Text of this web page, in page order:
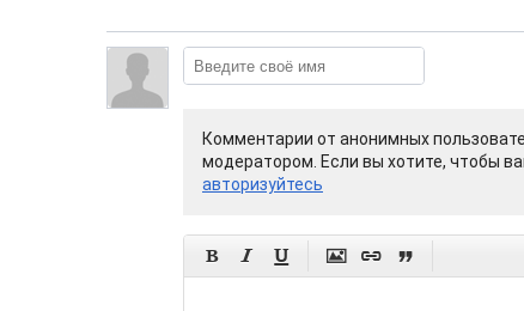
Комментарии от анонимных
модератором. Если вы хотите, чтобы
авторизуйтесь
     